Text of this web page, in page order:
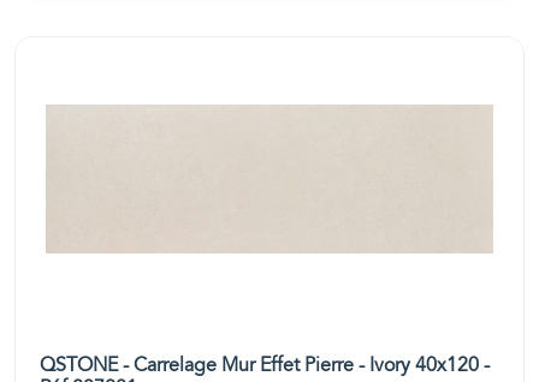
QSTONE - Carrelage Mur Effet Pierre - Ivory 40x120 -